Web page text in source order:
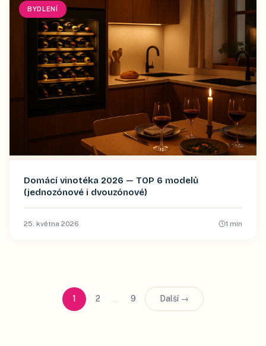
BYDLENÍ
Domácí vinotéka 2026 — TOP 6 modelů
(jednozónové i dvouzónové)
25. května 2026 1 min
1 2 … 9 Další →